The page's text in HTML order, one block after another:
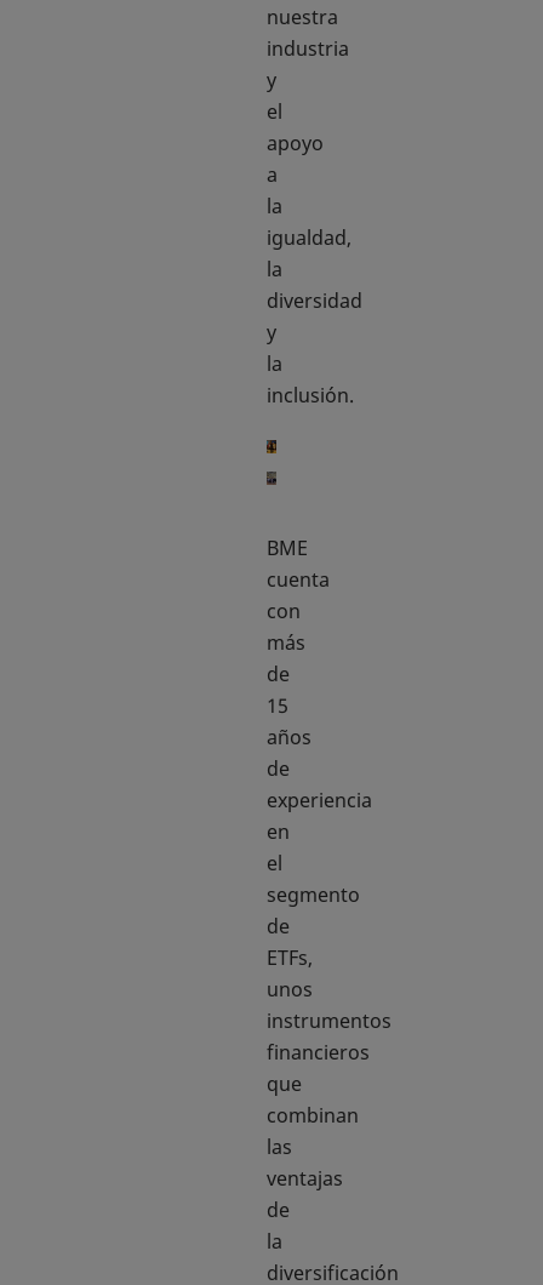
nuestra
industria
y
el
apoyo
a
la
igualdad,
la
diversidad
y
la
inclusión.
BME
cuenta
con
más
de
15
años
de
experiencia
en
el
segmento
de
ETFs,
unos
instrumentos
financieros
que
combinan
las
ventajas
de
la
diversificación